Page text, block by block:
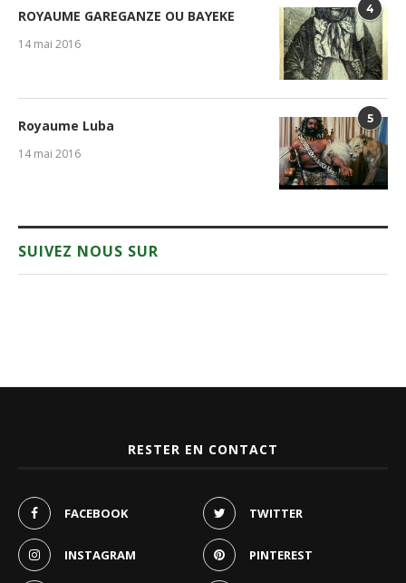
4
ROYAUME GAREGANZE OU BAYEKE
14 mai 2016
5
Royaume Luba
14 mai 2016
SUIVEZ NOUS SUR
RESTER EN CONTACT
FACEBOOK TWITTER
INSTAGRAM PINTEREST